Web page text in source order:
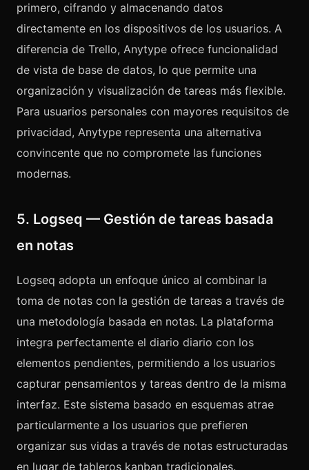
primero, cifrando y almacenando datos
directamente en los dispositivos de los usuarios. A
diferencia de Trello, Anytype ofrece funcionalidad
de vista de base de datos, lo que permite una
organización y visualización de tareas más flexible.
Para usuarios personales con mayores requisitos de
privacidad, Anytype representa una alternativa
convincente que no compromete las funciones
modernas.
5. Logseq — Gestión de tareas basada
en notas
Logseq adopta un enfoque único al combinar la
toma de notas con la gestión de tareas a través de
una metodología basada en notas. La plataforma
integra perfectamente el diario diario con los
elementos pendientes, permitiendo a los usuarios
capturar pensamientos y tareas dentro de la misma
interfaz. Este sistema basado en esquemas atrae
particularmente a los usuarios que prefieren
organizar sus vidas a través de notas estructuradas
en lugar de tableros kanban tradicionales.